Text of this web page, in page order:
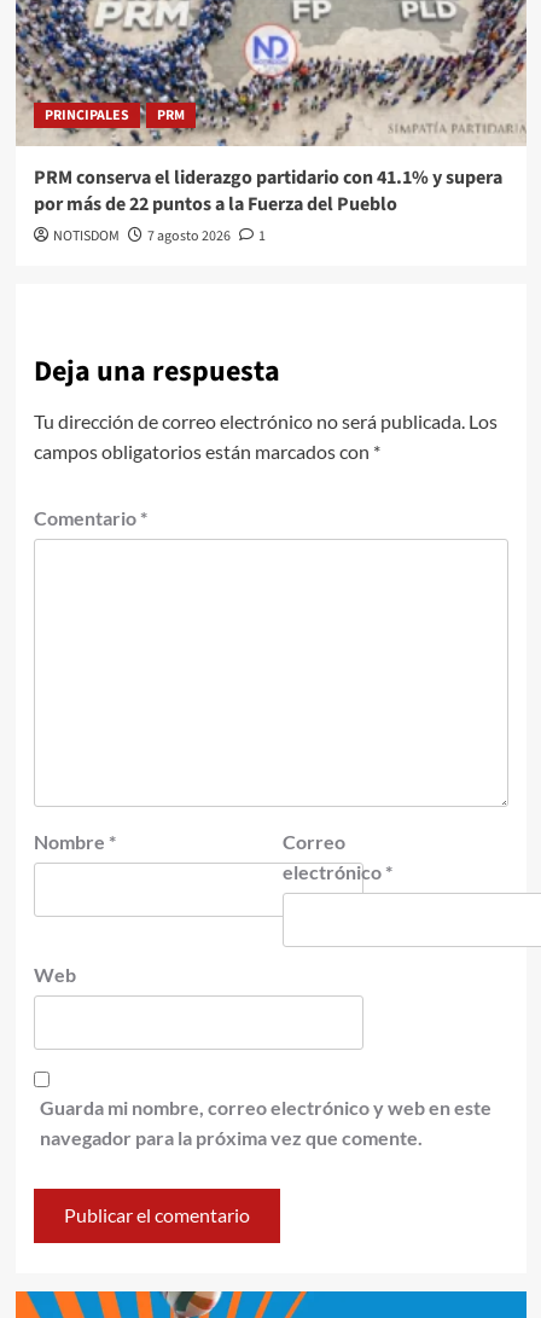
PRINCIPALES PRM
PRM conserva el liderazgo partidario con 41.1% y supera
por más de 22 puntos a la Fuerza del Pueblo
NOTISDOM 7 agosto 2026 1
Deja una respuesta
Tu dirección de correo electrónico no será publicada. Los
campos obligatorios están marcados con *
Comentario *
Nombre *
Correo
electrónico *
Web
Guarda mi nombre, correo electrónico y web en este
navegador para la próxima vez que comente.